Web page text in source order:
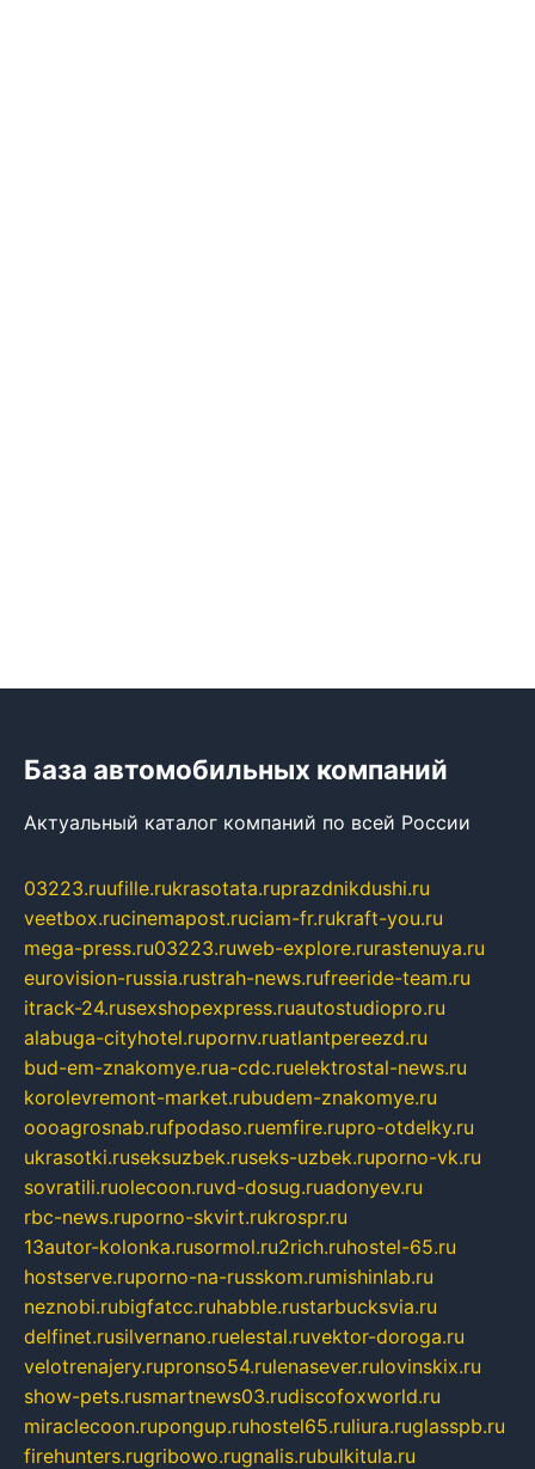
База автомобильных компаний
Актуальный каталог компаний по всей России
03223.ruufille.rukrasotata.ruprazdnikdushi.ru
veetbox.rucinemapost.ruciam-fr.rukraft-you.ru
mega-press.ru03223.ruweb-explore.rurastenuya.ru
eurovision-russia.rustrah-news.rufreeride-team.ru
itrack-24.rusexshopexpress.ruautostudiopro.ru
alabuga-cityhotel.rupornv.ruatlantpereezd.ru
bud-em-znakomye.rua-cdc.ruelektrostal-news.ru
korolevremont-market.rubudem-znakomye.ru
oooagrosnab.rufpodaso.ruemfire.rupro-otdelky.ru
ukrasotki.ruseksuzbek.ruseks-uzbek.ruporno-vk.ru
sovratili.ruolecoon.ruvd-dosug.ruadonyev.ru
rbc-news.ruporno-skvirt.rukrospr.ru
13autor-kolonka.rusormol.ru2rich.ruhostel-65.ru
hostserve.ruporno-na-russkom.rumishinlab.ru
neznobi.rubigfatcc.ruhabble.rustarbucksvia.ru
delfinet.rusilvernano.ruelestal.ruvektor-doroga.ru
velotrenajery.rupronso54.rulenasever.rulovinskix.ru
show-pets.rusmartnews03.rudiscofoxworld.ru
miraclecoon.rupongup.ruhostel65.ruliura.ruglasspb.ru
firehunters.rugribowo.rugnalis.rubulkitula.ru